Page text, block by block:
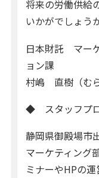
将来の労働供給
いかがでしょう
日本財託 マー
ョン課
村嶋 直樹（むら
◆ スタッフプ
静岡県御殿場市
マーケティング
ミナーやHPの運